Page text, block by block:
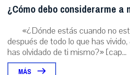
¿Cómo debo considerarme a
«¿Dónde estás cuando no
después de todo lo que has
has olvidado de ti mismo?» [cap...
MÁS